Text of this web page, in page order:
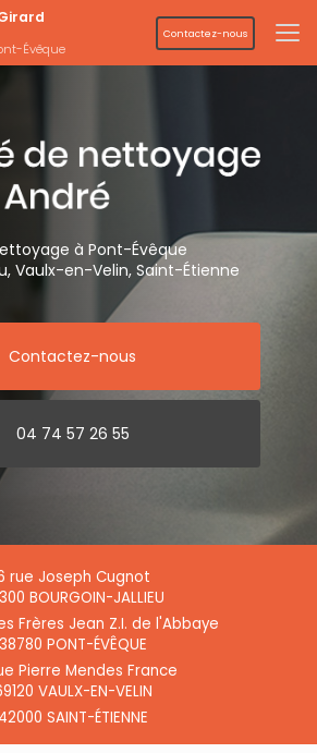
Évêque
Contactez-nous
à Pont-Évêque
Vaulx-en-Velin, Saint-Étienne
Contactez-nous
04 74 57 26 55
rue Joseph Cugnot
BOURGOIN-JALLIEU
Frères Jean Z.I. de l'Abbaye
38780 PONT-ÉVÊQUE
Pierre Mendes France
VAULX-EN-VELIN
42000 SAINT-ÉTIENNE